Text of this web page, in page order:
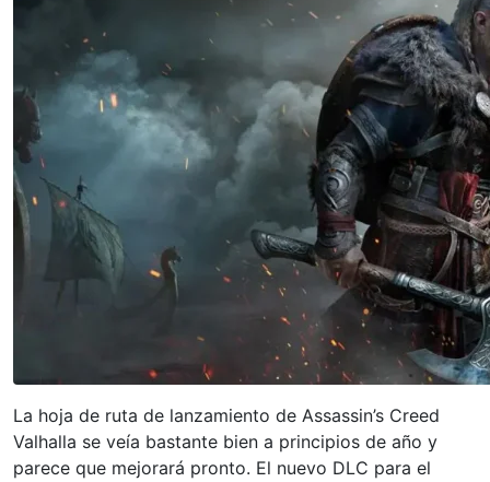
La hoja de ruta de lanzamiento de Assassin’s Creed
Valhalla se veía bastante bien a principios de año y
parece que mejorará pronto. El nuevo DLC para el